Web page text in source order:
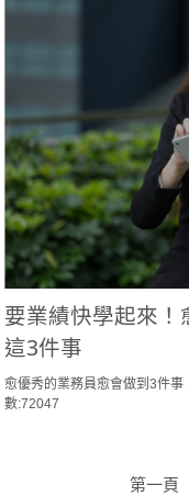
要業績快學起來
這3件事
愈優秀的業務員愈會做到3件事
數:72047
第一頁